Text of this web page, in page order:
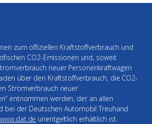
zum offiziellen Kraftstoffverbrauch und
CO2-Emissionen und, soweit
neuer Personenkraftwagen
über den Kraftstoffverbrauch, die CO2-
Stromverbrauch neuer
entnommen werden, der an allen
bei der Deutschen Automobil Treuhand
www.dat.de unentgeltlich erhältlich ist.